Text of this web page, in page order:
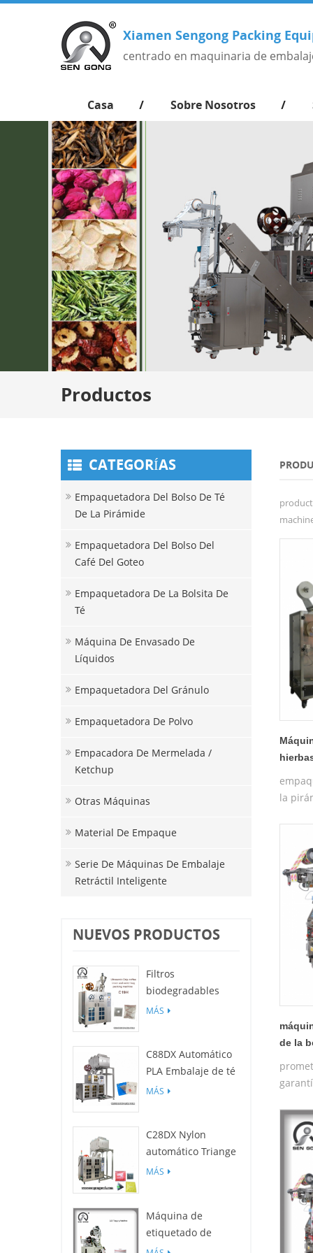
Xiamen Sengong Packing
centrado en maquinaria de
Casa Sobre Nosotros
Productos
CATEGORÍAS
Empaquetadora Del Bolso De Té
De La Pirámide
Empaquetadora Del Bolso Del
Café Del Goteo
Empaquetadora De La Bolsita De
Té
Máquina De Envasado De
Líquidos
Empaquetadora Del Gránulo
Empaquetadora De Polvo
Empacadora De Mermelada /
Ketchup
Otras Máquinas
Material De Empaque
Serie De Máquinas De Embalaje
Retráctil Inteligente
NUEVOS PRODUCTOS
Filtros
biodegradables
C19H PLA para
goteo
MÁS
C88DX Automático
PLA Embalaje de té
Máquina (bolsa
MÁS
C28DX Nylon
automático Triange
/ Piso Máquina de
pequeño
MÁS
Máquina de
etiquetado de
película c25
la
de la
de té